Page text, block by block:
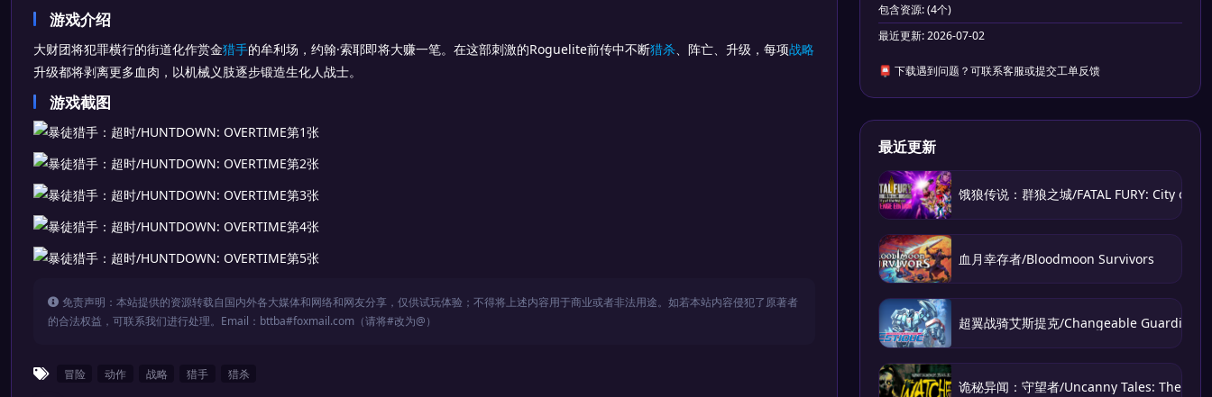
游戏介绍
大财团将犯罪横行的街道化作赏金猎手的牟利场，约翰·索耶即将大赚一笔。在这部刺激的Roguelite前传中不断猎杀、阵亡、升级，每项战略
升级都将剥离更多血肉，以机械义肢逐步锻造生化人战士。
游戏截图
免责声明：本站提供的资源转载自国内外各大媒体和网络和网友分享，仅供试玩体验；不得将上述内容用于商业或者非法用途。如若本站内容侵犯了原著者
的合法权益，可联系我们进行处理。Email：bttba#foxmail.com（请将#改为@）
冒险 动作 战略 猎手 猎杀
包含资源:(4个)
最近更新:2026-07-02
📮 下载遇到问题？可联系客服或提交工单反馈
最近更新
饿狼传说：群狼之城/FATAL FURY: City of
血月幸存者/Bloodmoon Survivors
超翼战骑艾斯提克/Changeable Guardian
诡秘异闻：守望者/Uncanny Tales: The